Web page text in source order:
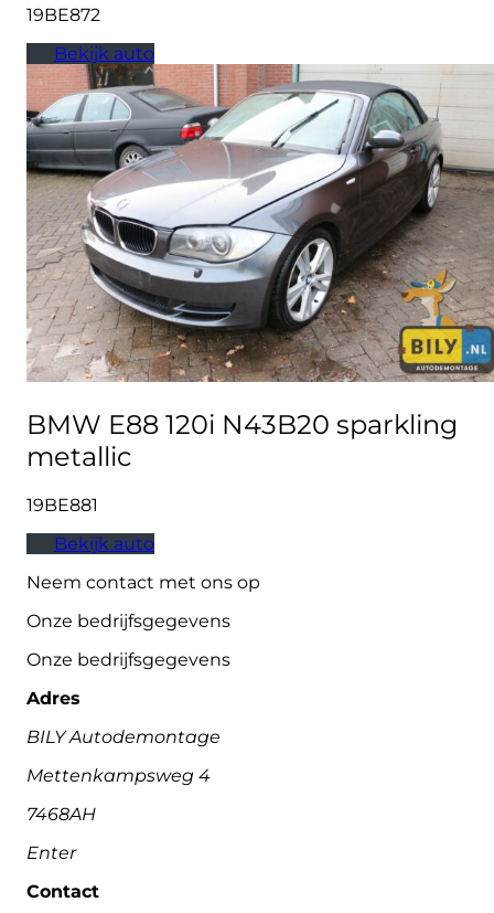
19BE872
Bekijk auto
BMW E88 120i N43B20 sparkling
metallic
19BE881
Bekijk auto
Neem contact met ons op
Onze bedrijfsgegevens
Onze bedrijfsgegevens
Adres
BILY Autodemontage
Mettenkampsweg 4
7468AH
Enter
Contact